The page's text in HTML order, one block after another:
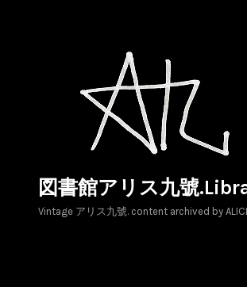
図書館アリス九號
Vintage アリス九號. content archived by